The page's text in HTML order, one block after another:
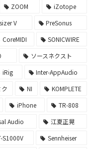
ZOOM
iZotope
V
PreSonus
CoreMIDI
SONICWIRE
ソースネクスト
iRig
Inter-AppAudio
NI
KOMPLETE
iPhone
TR-808
Audio
江夏正晃
S1000V
Sennheiser